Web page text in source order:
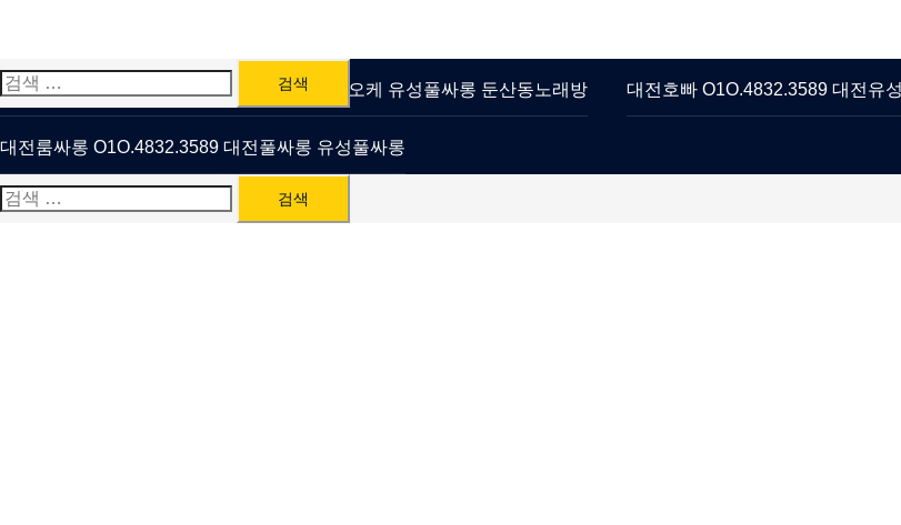
검
색:
유성룸싸롱 O1O.4832.3589 대전퍼블릭가라오케 유성풀싸롱 둔산동노래방 대전호빠 O1O.4832.3589 대전유
대전룸싸롱 O1O.4832.3589 대전풀싸롱 유성풀싸롱
검